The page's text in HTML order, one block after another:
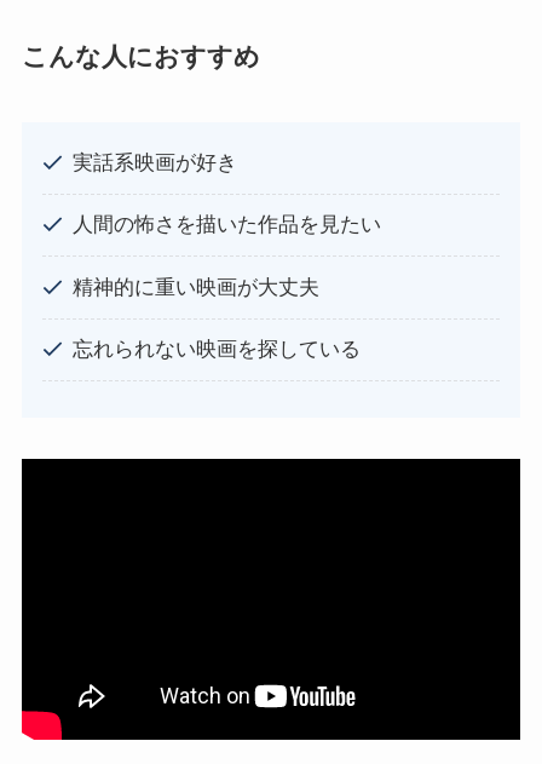
こんな人におすすめ
実話系映画が好き
人間の怖さを描いた作品を見たい
精神的に重い映画が大丈夫
忘れられない映画を探している